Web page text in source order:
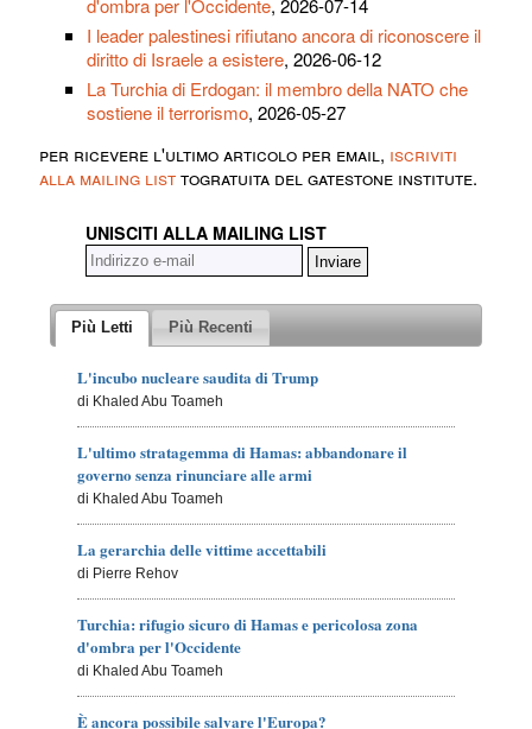
I leader palestinesi rifiutano ancora di riconoscere il
diritto di Israele a esistere, 2026-06-12
La Turchia di Erdogan: il membro della NATO che
sostiene il terrorismo, 2026-05-27
per ricevere l'ultimo articolo per email, iscriviti
alla mailing listtogratuita del gatestone institute.
UNISCITI ALLA MAILING LIST
Più Letti Più Recenti
L'incubo nucleare saudita di Trump
di Khaled Abu Toameh
L'ultimo stratagemma di Hamas: abbandonare il
governo senza rinunciare alle armi
di Khaled Abu Toameh
La gerarchia delle vittime accettabili
di Pierre Rehov
Turchia: rifugio sicuro di Hamas e pericolosa zona
d'ombra per l'Occidente
di Khaled Abu Toameh
È ancora possibile salvare l'Europa?